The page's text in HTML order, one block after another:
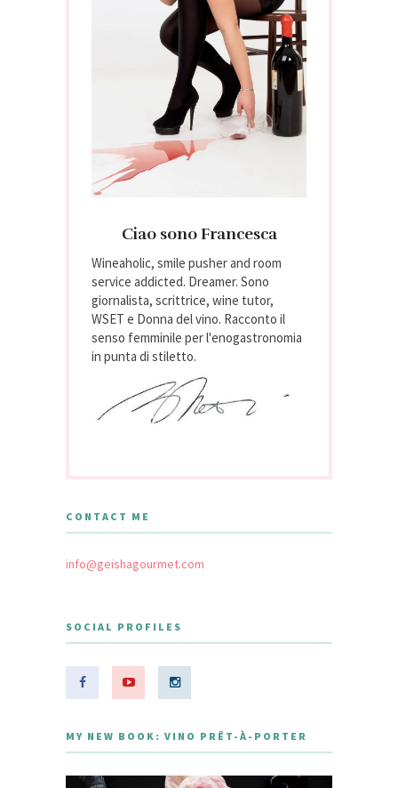
Ciao sono Francesca
Wineaholic, smile pusher and room
service addicted. Dreamer. Sono
giornalista, scrittrice, wine tutor,
WSET e Donna del vino. Racconto il
senso femminile per l'enogastronomia
in punta di stiletto.
CONTACT ME
info@geishagourmet.com
SOCIAL PROFILES
MY NEW BOOK: VINO PRÊT-À-PORTER